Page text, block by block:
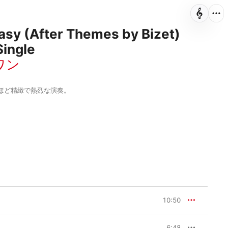
(After Themes by Bizet)
ン
精緻で熱烈な演奏。
10:50